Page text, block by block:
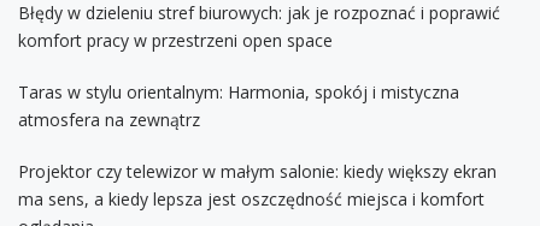
Błędy w dzieleniu stref biurowych: jak je rozpoznać i poprawić
komfort pracy w przestrzeni open space
Taras w stylu orientalnym: Harmonia, spokój i mistyczna
atmosfera na zewnątrz
Projektor czy telewizor w małym salonie: kiedy większy ekran
ma sens, a kiedy lepsza jest oszczędność miejsca i komfort